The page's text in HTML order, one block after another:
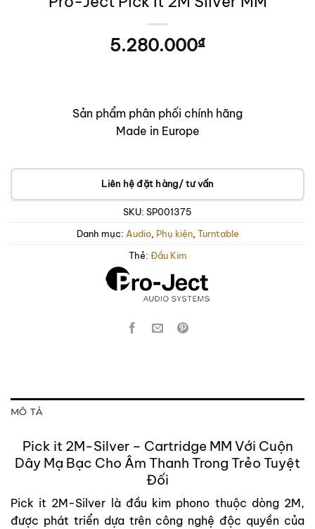
5.280.000₫
Sản phẩm phân phối chính hãng
Made in Europe
Liên hệ đặt hàng/ tư vấn
SKU: SP001375
Danh mục: Audio, Phụ kiện, Turntable
Thẻ: Đầu Kim
MÔ TẢ
Pick it 2M-Silver – Cartridge MM Với Cuộn
Dây Mạ Bạc Cho Âm Thanh Trong Trẻo Tuyệt
Đối
Pick it 2M-Silver là đầu kim phono thuộc dòng 2M,
được phát triển dựa trên công nghệ độc quyền của